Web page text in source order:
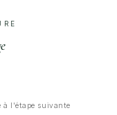
à l'étape suivante